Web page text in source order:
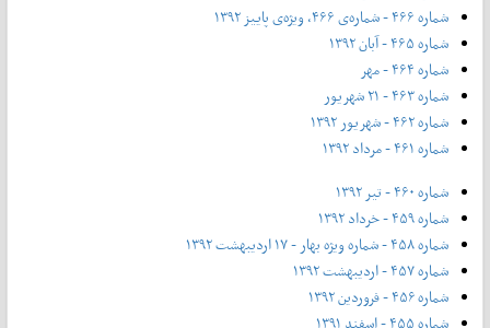
شماره ۴۶۶ - شماره‌ی ۴۶۶، ویژه‌ی پاییز ۱۳۹۲
شماره ۴۶۵ - آبان ۱۳۹۲
شماره ۴۶۴ - مهر
شماره ۴۶۳ - ۲۱ شهریور
شماره ۴۶۲ - شهریور ۱۳۹۲
شماره ۴۶۱ - مرداد ۱۳۹۲
شماره ۴۶۰ - تیر ۱۳۹۲
شماره ۴۵۹ - خرداد ۱۳۹۲
شماره ۴۵۸ - شماره ویژه بهار - ۱۷ اردیبهشت ۱۳۹۲
شماره ۴۵۷ - اردیبهشت ۱۳۹۲
شماره ۴۵۶ - فروردین ۱۳۹۲